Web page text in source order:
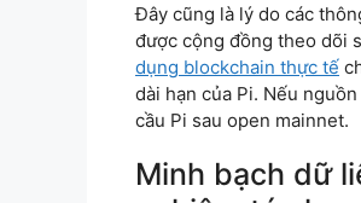
Đây cũng là lý do các
được cộng đồng theo dõi
dụng blockchain thực tế
dài hạn của Pi. Nếu
cầu Pi sau open mainnet.
Minh bạch dữ